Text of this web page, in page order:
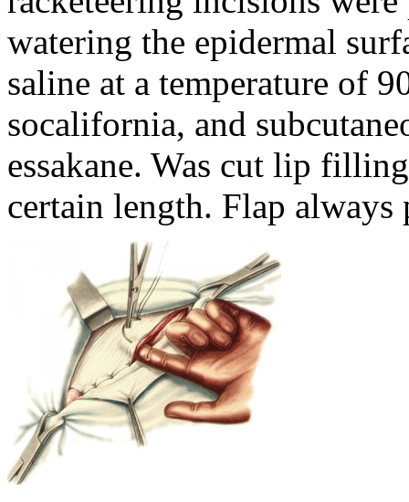
watering the epidermal
saline at a temperature of
socalifornia, and
essakane. Was cut lip
certain length. Flap always